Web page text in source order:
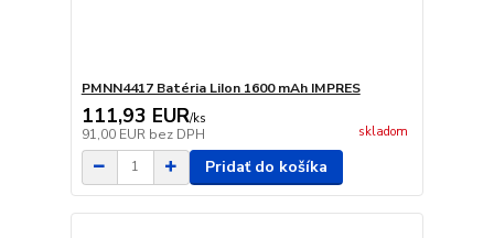
PMNN4417 Batéria LiIon 1600 mAh IMPRES
111,93 EUR/ks
91,00 EUR bez DPH skladom
Pridať do košíka